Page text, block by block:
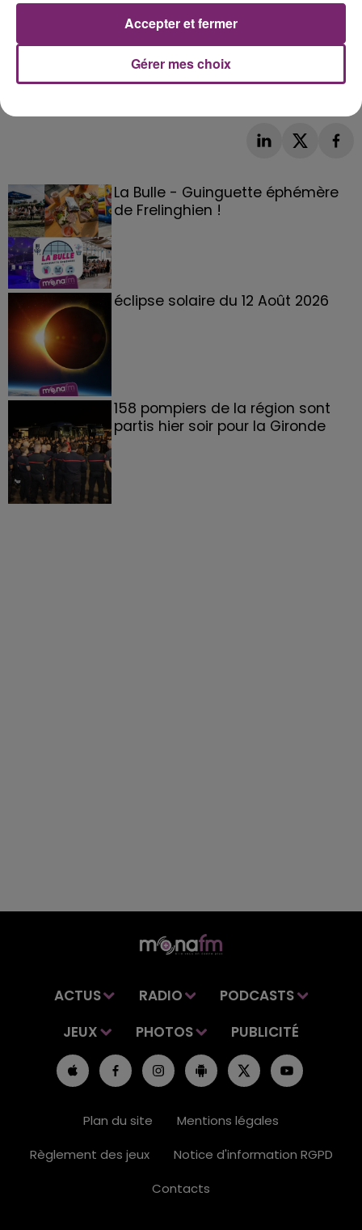
La Bulle - Guinguette éphémère
de Frelinghien !
éclipse solaire du 12 Août 2026
158 pompiers de la région sont
partis hier soir pour la Gironde
ACTUS RADIO
PODCASTS
JEUX
PHOTOS PUBLICITÉ
Plan du site
Mentions légales
Règlement des jeux
Notice d'information RGPD
Contacts
Gérer mes choix
Accepter et fermer